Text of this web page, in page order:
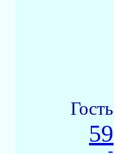
Гость
59